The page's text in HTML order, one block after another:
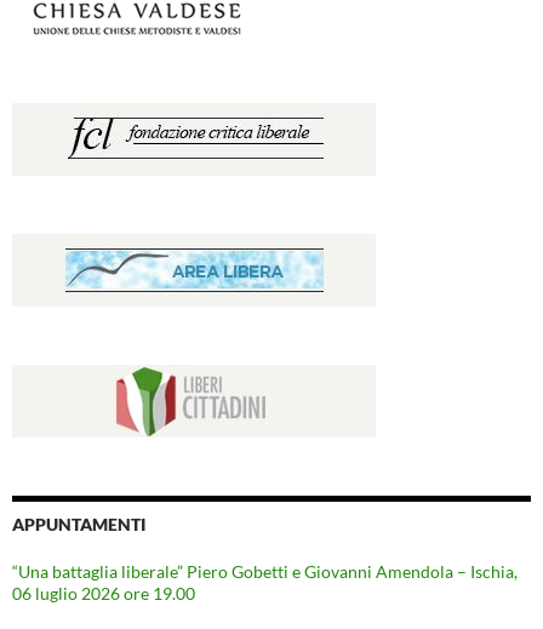
APPUNTAMENTI
“Una battaglia liberale” Piero Gobetti e Giovanni Amendola – Ischia,
06 luglio 2026 ore 19.00